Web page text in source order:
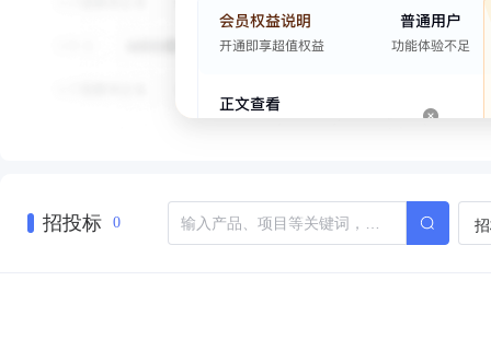
招投标 0